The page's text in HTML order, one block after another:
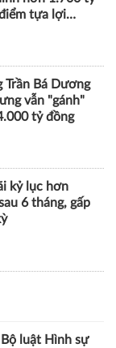
tựa lợi
Trần Bá Dương
vẫn "gánh"
tỷ đồng
kỷ lục hơn
6 tháng, gấp
luật Hình sự